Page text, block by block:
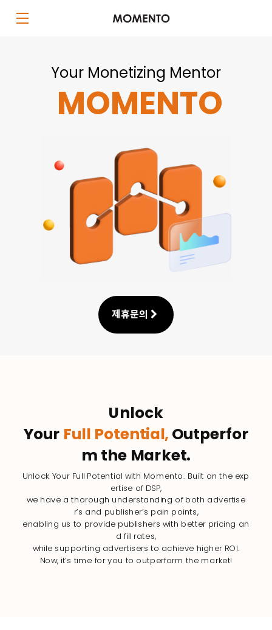
Your Monetizing Mentor
MOMENTO
제휴문의
Unlock
Your Full Potential, Outperfor
m the Market.
Unlock Your Full Potential with Momento. Built on the exp
ertise of DSP,
we have a thorough understanding of both advertise
r’s and publisher’s pain points,
enabling us to provide publishers with better pricing an
d fill rates,
while supporting advertisers to achieve higher ROI.
Now, it’s time for you to outperform the market!